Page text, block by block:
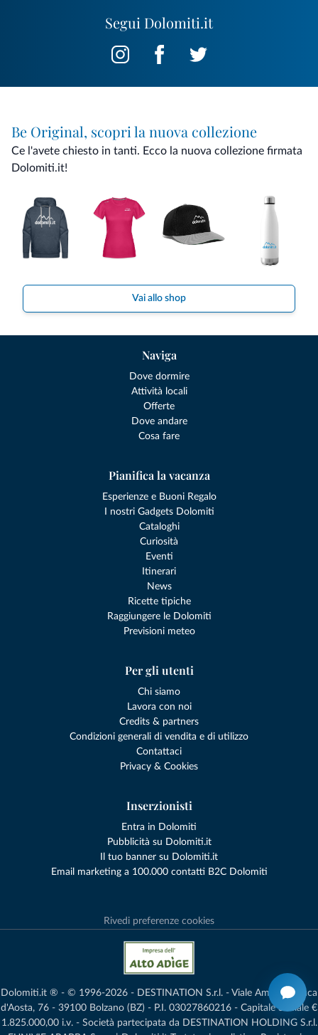
Segui Dolomiti.it
Be Original, scopri la nuova collezione
Ce l'avete chiesto in tanti. Ecco la nuova collezione firmata
Dolomiti.it!
Vai allo shop
Naviga
Dove dormire
Attività locali
Offerte
Dove andare
Cosa fare
Pianifica la vacanza
Esperienze e Buoni Regalo
I nostri Gadgets Dolomiti
Cataloghi
Curiosità
Eventi
Itinerari
News
Ricette tipiche
Raggiungere le Dolomiti
Previsioni meteo
Per gli utenti
Chi siamo
Lavora con noi
Credits & partners
Condizioni generali di vendita e di utilizzo
Contattaci
Privacy & Cookies
Inserzionisti
Entra in Dolomiti
Pubblicità su Dolomiti.it
Il tuo banner su Dolomiti.it
Email marketing a 100.000 contatti B2C Dolomiti
Rivedi preferenze cookies
Dolomiti.it ® - © 1996-2026 - DESTINATION S.r.l. - Viale Amedeo Duca
d'Aosta, 76 - 39100 Bolzano (BZ) - P.I. 03027860216 - Capitale Sociale €
1.825.000,00 i.v. - Società partecipata da DESTINATION HOLDING S.r.l.